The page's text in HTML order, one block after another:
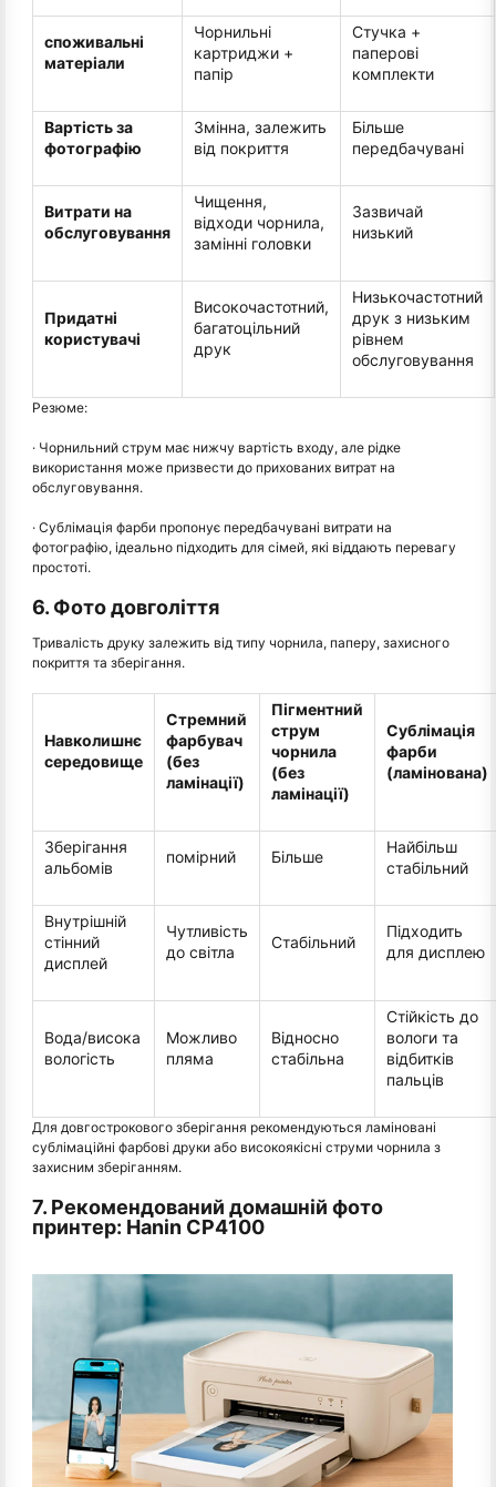
споживальні
матеріали
Чорнильні
картриджи +
папір
Стучка +
паперові
комплекти
Вартість за
фотографію
Змінна, залежить
від покриття
Більше
передбачувані
Витрати на
обслуговування
Чищення,
відходи чорнила,
замінні головки
Зазвичай
низький
Придатні
користувачі
Високочастотний,
багатоцільний
друк
Низькочастотний
друк з низьким
рівнем
обслуговування
Резюме:
· Чорнильний струм має нижчу вартість входу, але рідке
використання може призвести до прихованих витрат на
обслуговування.
· Сублімація фарби пропонує передбачувані витрати на
фотографію, ідеально підходить для сімей, які віддають перевагу
простоті.
6. Фото довголіття
Тривалість друку залежить від типу чорнила, паперу, захисного
покриття та зберігання.
Навколишнє
середовище
Стремний
фарбувач
(без
ламінації)
Пігментний
струм
чорнила
(без
ламінації)
Сублімація
фарби
(ламінована)
Зберігання
альбомів
помірний Більше
Найбільш
стабільний
Внутрішній
стінний
дисплей
Чутливість
до світла
Стабільний
Підходить
для дисплею
Вода/висока
вологість
Можливо
пляма
Відносно
стабільна
Стійкість до
вологи та
відбитків
пальців
Для довгострокового зберігання рекомендуються ламіновані
сублімаційні фарбові друки або високоякісні струми чорнила з
захисним зберіганням.
7. Рекомендований домашній фото
принтер: Hanin CP4100